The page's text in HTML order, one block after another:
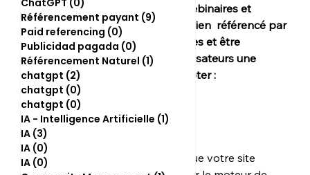
fonction des requêtes webinaires et
mobinautes. Afin d’être bien  référencé par
les moteurs de recherches et être
pertinent auprès des utilisateurs une
stratégie SEO est à adopter :
1 - Le contenu
En toute logique, pour que votre site
Référencement payant (9)
Paid referencing (0)
Publicidad pagada (0)
Référencement Naturel (1)
chatgpt (2)
chatgpt (0)
chatgpt (0)
IA - Intelligence Artificielle (1)
IA (3)
IA (0)
IA (0)